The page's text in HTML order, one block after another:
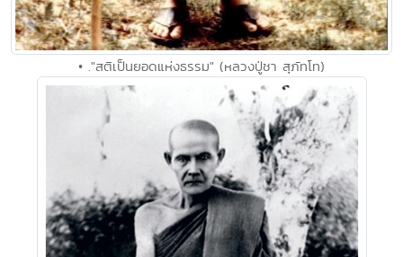
• ."สติเป็นยอดแห่งธรรม" (หลวงปู่ชา สุภัทโท)